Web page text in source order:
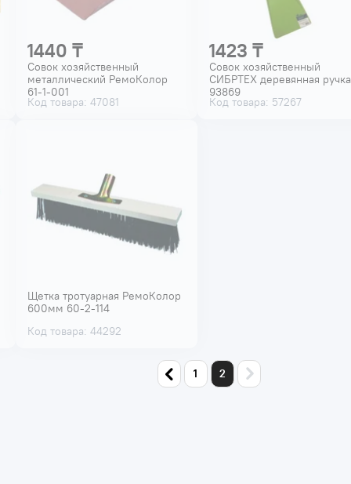
1440 ₸
Совок хозяйственный
металлический РемоКолор
61-1-001
Код товара: 47081
1423 ₸
Совок хозяйственный
СИБРТЕХ деревянная ручка
93869
Код товара: 57267
Щетка тротуарная РемоКолор
600мм 60-2-114
Код товара: 44292
1 2